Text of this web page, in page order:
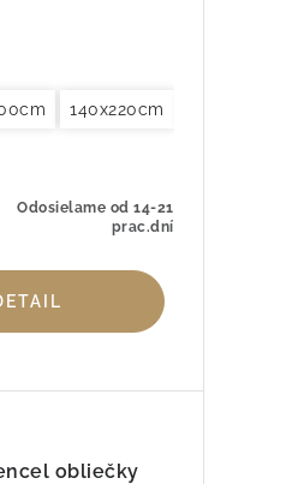
40x40cm Obliečky na
200x200cm
140x220cm
Odosielame od 14-21
prac.dní
obliečky